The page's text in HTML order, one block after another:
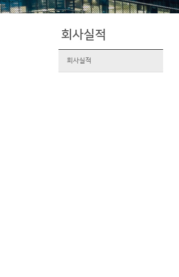
회사실적
회사실적